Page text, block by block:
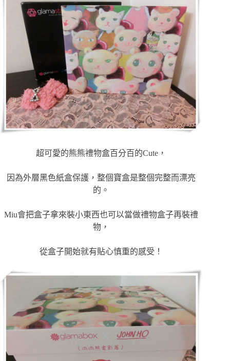
超可愛的熊熊禮物盒百分百的Cute，
因為外層黑色紙盒保護，整個寶盒是整個完整而漂亮
的。
Miu會把盒子拿來裝小東西也可以當做禮物盒子再裝禮
物，
從盒子開始就有貼心慎重的感受！